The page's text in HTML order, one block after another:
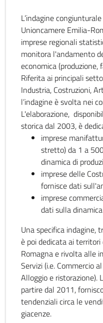
L’indagine
Unioncamere Emilia-
imprese regionali
monitora l'andamento
economica
Riferita ai principali
Industria, Costruzioni,
l’indagine è svolta nei
L'elaborazione,
storica dal 2003, è
imprese
stretto) da 1 a
dinamica di
imprese delle
fornisce dati
imprese
dati sulla
Una specifica indagine,
è poi dedicata ai
Romagna e rivolta alle
Servizi (i.e. Commercio
Alloggio e ristorazione).
partire dal 2011,
tendenziali circa le
giacenze.